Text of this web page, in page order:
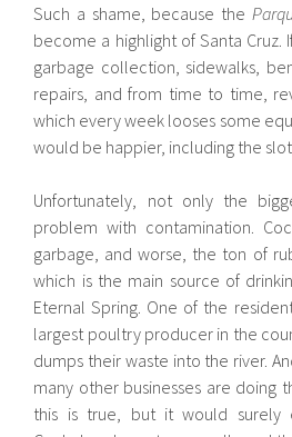
Such a shame, because the
become a highlight of Santa Cruz.
garbage collection, sidewalks,
repairs, and from time to time,
which every week looses some
would be happier, including the
Unfortunately, not only the
problem with contamination.
garbage, and worse, the ton of
which is the main source of
Eternal Spring. One of the
largest poultry producer in the
dumps their waste into the river.
many other businesses are doing
this is true, but it would surely